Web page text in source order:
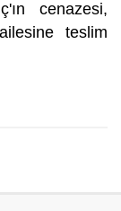
cenazesi,
teslim